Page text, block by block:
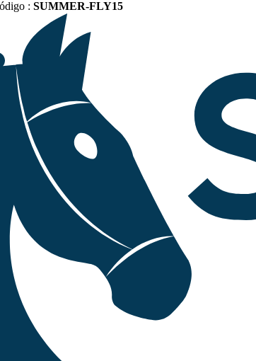
: SUMMER-FLY15